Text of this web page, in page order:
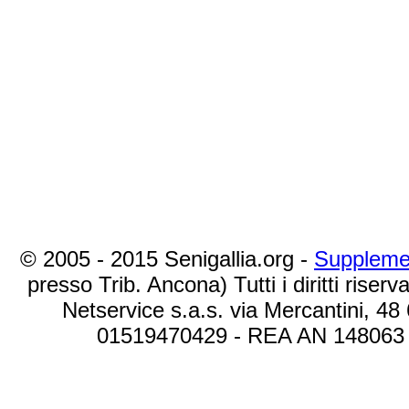
© 2005 - 2015 Senigallia.org -
presso Trib. Ancona) Tutti i diritti
Netservice s.a.s. via Mercantini,
01519470429 - REA AN